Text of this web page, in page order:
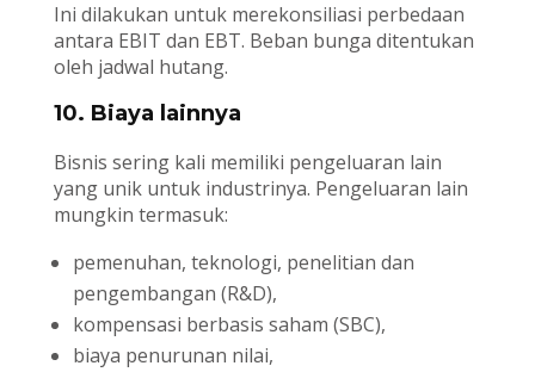
Ini dilakukan untuk merekonsiliasi perbedaan
antara EBIT dan EBT. Beban bunga ditentukan
oleh jadwal hutang.
10. Biaya lainnya
Bisnis sering kali memiliki pengeluaran lain
yang unik untuk industrinya. Pengeluaran lain
mungkin termasuk:
pemenuhan, teknologi, penelitian dan
pengembangan (R&D),
kompensasi berbasis saham (SBC),
biaya penurunan nilai,